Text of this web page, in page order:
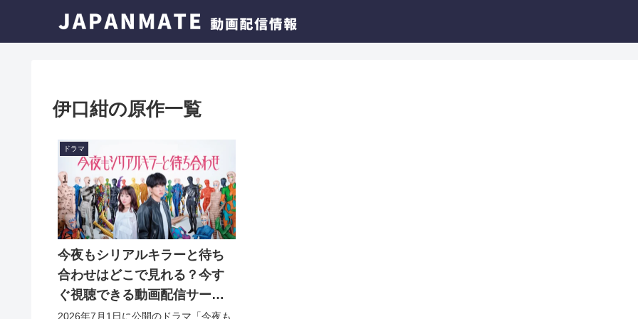
伊口紺の原作一覧
ドラマ
今夜もシリアルキラーと待ち
合わせはどこで見れる？今す
ぐ視聴できる動画配信サービ
スを紹介！
2026年7月1日に公開のドラマ「今夜も